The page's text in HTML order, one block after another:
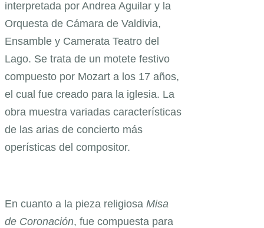
interpretada por Andrea Aguilar y la
Orquesta de Cámara de Valdivia,
Ensamble y Camerata Teatro del
Lago. Se trata de un motete festivo
compuesto por Mozart a los 17 años,
el cual fue creado para la iglesia. La
obra muestra variadas características
de las arias de concierto más
operísticas del compositor.
En cuanto a la pieza religiosa Misa
de Coronación, fue compuesta para